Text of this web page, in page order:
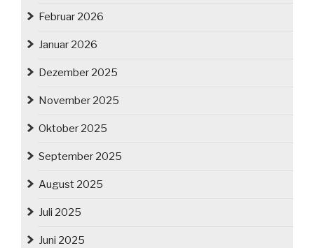
Februar 2026
Januar 2026
Dezember 2025
November 2025
Oktober 2025
September 2025
August 2025
Juli 2025
Juni 2025